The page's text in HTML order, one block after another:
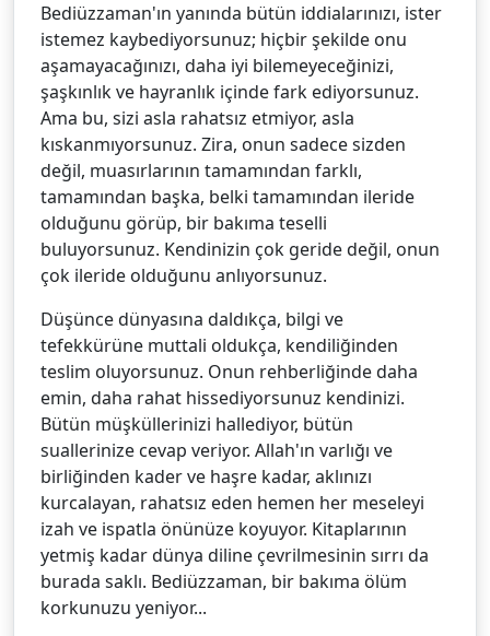
Bediüzzaman'ın yanında bütün iddialarınızı, ister
istemez kaybediyorsunuz; hiçbir şekilde onu
aşamayacağınızı, daha iyi bilemeyeceğinizi,
şaşkınlık ve hayranlık içinde fark ediyorsunuz.
Ama bu, sizi asla rahatsız etmiyor, asla
kıskanmıyorsunuz. Zira, onun sadece sizden
değil, muasırlarının tamamından farklı,
tamamından başka, belki tamamından ileride
olduğunu görüp, bir bakıma teselli
buluyorsunuz. Kendinizin çok geride değil, onun
çok ileride olduğunu anlıyorsunuz.
Düşünce dünyasına daldıkça, bilgi ve
tefekkürüne muttali oldukça, kendiliğinden
teslim oluyorsunuz. Onun rehberliğinde daha
emin, daha rahat hissediyorsunuz kendinizi.
Bütün müşküllerinizi hallediyor, bütün
suallerinize cevap veriyor. Allah'ın varlığı ve
birliğinden kader ve haşre kadar, aklınızı
kurcalayan, rahatsız eden hemen her meseleyi
izah ve ispatla önünüze koyuyor. Kitaplarının
yetmiş kadar dünya diline çevrilmesinin sırrı da
burada saklı. Bediüzzaman, bir bakıma ölüm
korkunuzu yeniyor...